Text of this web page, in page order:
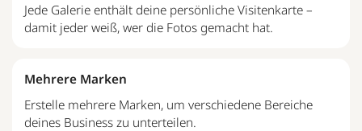
Jede Galerie enthält deine persönliche Visitenkarte –
damit jeder weiß, wer die Fotos gemacht hat.
Mehrere Marken
Erstelle mehrere Marken, um verschiedene Bereiche
deines Business zu unterteilen.